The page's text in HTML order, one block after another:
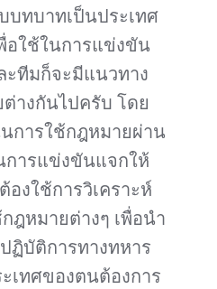
ทบาทเป็นประเทศ
อใช้ในการแข่งขัน
ะทีมก็จะมีแนวทาง
างกันไปครับ โดย
การใช้กฎหมายผ่าน
ารแข่งขันแจกให้
งใช้การวิเคราะห์
ฎหมายต่างๆ เพื่อนำ
ฏิบัติการทางทหาร
เทศของตนต้องการ